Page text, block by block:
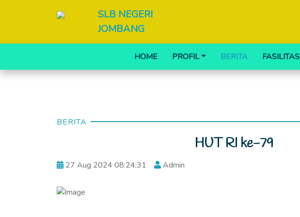
SLB NEGERI
JOMBANG
HOME PROFIL BERITA FASILITAS
BERITA
HUT RI ke-79
27 Aug 2024 08:24:31 Admin